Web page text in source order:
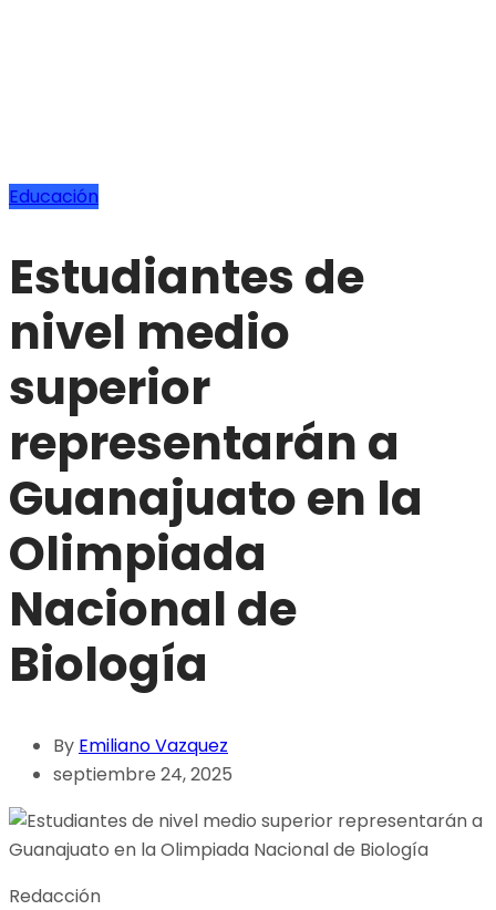
Educación
Estudiantes de
nivel medio
superior
representarán a
Guanajuato en la
Olimpiada
Nacional de
Biología
By Emiliano Vazquez
septiembre 24, 2025
Redacción